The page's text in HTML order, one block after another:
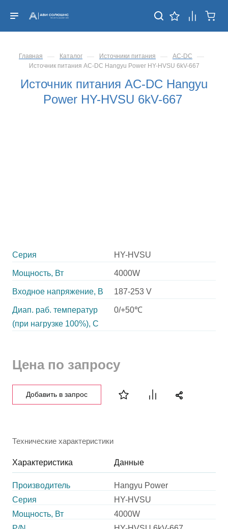
Главная — Каталог — Источники питания — AC-DC —
Источник питания AC-DC Hangyu Power HY-HVSU 6kV-667
Источник питания AC-DC Hangyu
Power HY-HVSU 6kV-667
Серия HY-HVSU
Мощность, Вт 4000W
Входное напряжение, В 187-253 V
Диап. раб. температур
(при нагрузке 100%), C
0/+50℃
Цена по запросу
Добавить в запрос
Технические характеристики
Характеристика Данные
Производитель
Hangyu Power
Серия
HY-HVSU
Мощность, Вт
4000W